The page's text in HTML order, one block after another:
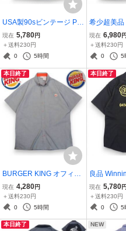
USA製90sビンテージ PO
S 半袖ワークシャツ XL●A
VIS We try harder Bryan
レンタカー両面ワッペン●
●古着7713
現在 5,780円
＋送料230円
0
5時間
希少超美
半袖シャツ
ブマックイ
繍 Steve
le show●古
現在 6,980円
＋送料230円
0
5
本日終了
BURGER KING オフィシ
ャル 半袖ワークシャツ (U
SA-L)●ロゴ刺繍 バーガー
キング ハンバーガー●洗
古着7657
現在 4,280円
＋送料230円
0
5時間
本日終了
良品
ワークシャ
水煙草
R NARRE
57●洗濯プ
現在 5,780円
＋送料230円
0
5
本日終了 NEW